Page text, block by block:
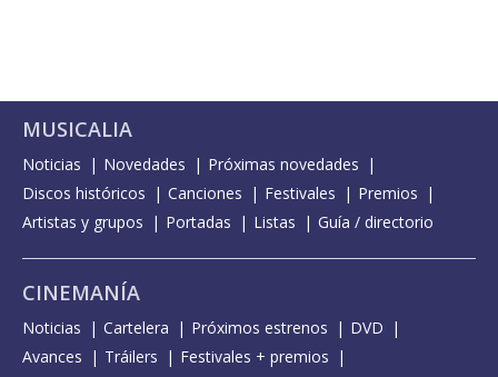
MUSICALIA
Noticias Novedades
Próximas novedades
Discos históricos
Canciones Festivales
Premios
Artistas y grupos
Portadas Listas Guía / directorio
CINEMANÍA
Noticias Cartelera Próximos estrenos
DVD
Avances
Tráilers
Festivales + premios